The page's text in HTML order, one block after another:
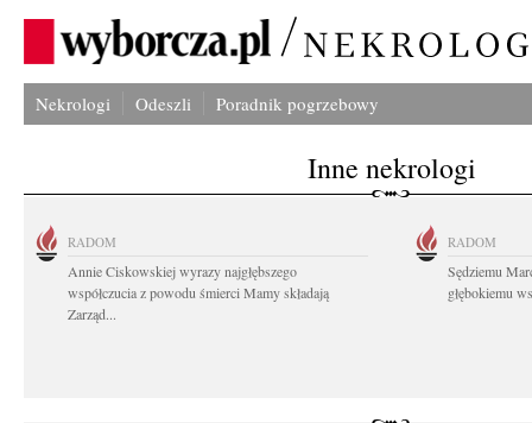
Nekrologi Odeszli Poradnik pogrzebowy
Inne nekrologi
RADOM
Annie Ciskowskiej wyrazy najgłębszego
współczucia z powodu śmierci Mamy składają
Zarząd...
RADOM
Sędziemu
głębokiemu